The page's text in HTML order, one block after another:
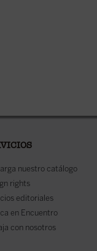
nuestro catálogo
rights
editoriales
en Encuentro
con nosotros